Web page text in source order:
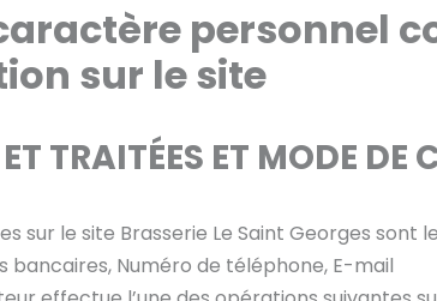
personnel
sur le site
TRAITÉES ET MODE DE
le site Brasserie Le Saint Georges sont
bancaires, Numéro de téléphone, E-mail